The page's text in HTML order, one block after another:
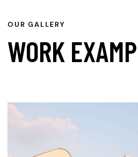
OUR GALLERY
WORK